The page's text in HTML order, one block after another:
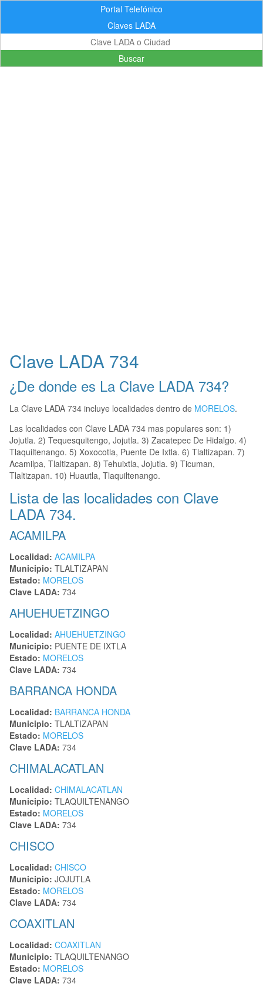
Portal Telefónico
Claves LADA
Buscar
Clave LADA 734
¿De donde es La Clave LADA 734?
La Clave LADA 734 incluye localidades dentro de MORELOS.
Las localidades con Clave LADA 734 mas populares son: 1)
Jojutla. 2) Tequesquitengo, Jojutla. 3) Zacatepec De Hidalgo. 4)
Tlaquiltenango. 5) Xoxocotla, Puente De Ixtla. 6) Tlaltizapan. 7)
Acamilpa, Tlaltizapan. 8) Tehuixtla, Jojutla. 9) Ticuman,
Tlaltizapan. 10) Huautla, Tlaquiltenango.
Lista de las localidades con Clave
LADA 734.
ACAMILPA
Localidad: ACAMILPA
Municipio: TLALTIZAPAN
Estado: MORELOS
Clave LADA: 734
AHUEHUETZINGO
Localidad: AHUEHUETZINGO
Municipio: PUENTE DE IXTLA
Estado: MORELOS
Clave LADA: 734
BARRANCA HONDA
Localidad: BARRANCA HONDA
Municipio: TLALTIZAPAN
Estado: MORELOS
Clave LADA: 734
CHIMALACATLAN
Localidad: CHIMALACATLAN
Municipio: TLAQUILTENANGO
Estado: MORELOS
Clave LADA: 734
CHISCO
Localidad: CHISCO
Municipio: JOJUTLA
Estado: MORELOS
Clave LADA: 734
COAXITLAN
Localidad: COAXITLAN
Municipio: TLAQUILTENANGO
Estado: MORELOS
Clave LADA: 734